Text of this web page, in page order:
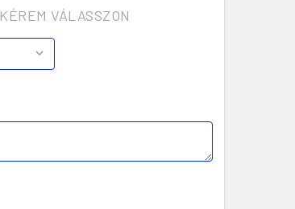
KÉREM VÁLASSZON